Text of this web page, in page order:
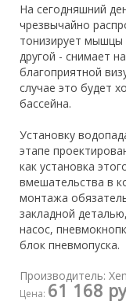
На сегодняшний
чрезвычайно
тонизирует мышцы
другой - снимает
благоприятной
случае это будет
бассейна.
Установку
этапе
как установка
вмешательства в
монтажа
закладной
насос,
блок пневмопуска.
Производитель:
Цена: 61 168